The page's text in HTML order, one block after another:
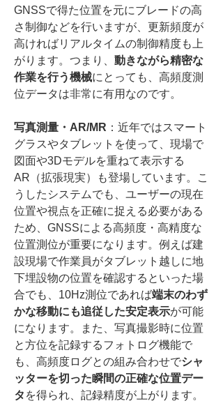
GNSSで得た位置を元にブレードの高
さ制御などを行いますが、更新頻度が
高ければリアルタイムの制御精度も上
がります。つまり、 動きながら精密な
作業を行う機械にとっても、高頻度測
位データは非常に有用なのです。
写真測量・AR/MR ：近年ではスマート
グラスやタブレットを使って、現場で
図面や3Dモデルを重ねて表示する
AR（拡張現実）も登場しています。こ
うしたシステムでも、ユーザーの現在
位置や視点を正確に捉える必要がある
ため、GNSSによる高頻度・高精度な
位置測位が重要になります。例えば建
設現場で作業員がタブレット越しに地
下埋設物の位置を確認するといった場
合でも、10Hz測位であれば端末のわず
かな移動にも追従した安定表示が可能
になります。また、写真撮影時に位置
と方位を記録するフォトログ機能で
も、高頻度ログとの組み合わせでシャ
ッターを切った瞬間の正確な位置デー
タ を得られ、記録精度が上がります。